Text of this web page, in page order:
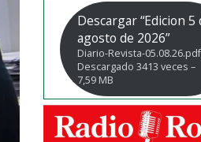
Descargar “Edicion 5
agosto de 2026”
Diario-Revista-
Descargado 3413 veces –
7,59 MB